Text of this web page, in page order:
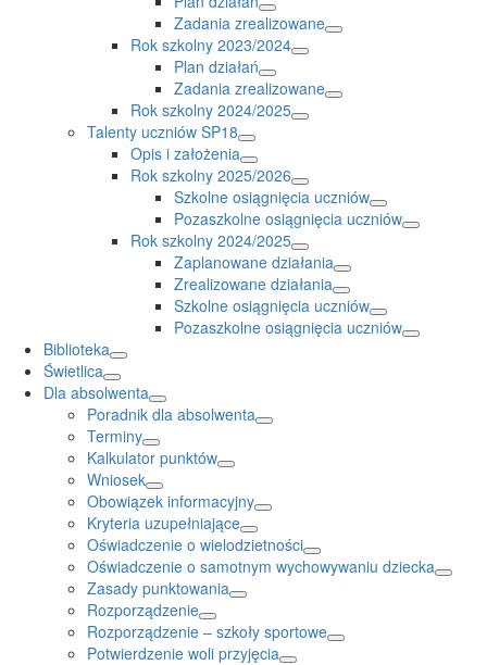
Zadania zrealizowane
Rok szkolny 2023/2024
Plan działań
Zadania zrealizowane
Rok szkolny 2024/2025
Talenty uczniów SP18
Opis i założenia
Rok szkolny 2025/2026
Szkolne osiągnięcia uczniów
Pozaszkolne osiągnięcia uczniów
Rok szkolny 2024/2025
Zaplanowane działania
Zrealizowane działania
Szkolne osiągnięcia uczniów
Pozaszkolne osiągnięcia uczniów
Biblioteka
Świetlica
Dla absolwenta
Poradnik dla absolwenta
Terminy
Kalkulator punktów
Wniosek
Obowiązek informacyjny
Kryteria uzupełniające
Oświadczenie o wielodzietności
Oświadczenie o samotnym wychowywaniu dziecka
Zasady punktowania
Rozporządzenie
Rozporządzenie – szkoły sportowe
Potwierdzenie woli przyjęcia